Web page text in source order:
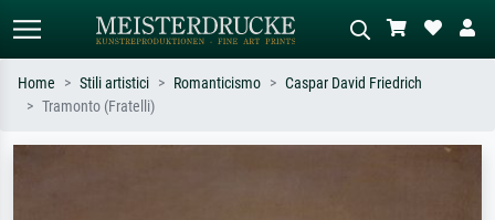
Home Stili artistici Romanticismo
Caspar David Friedrich
Tramonto (Fratelli)